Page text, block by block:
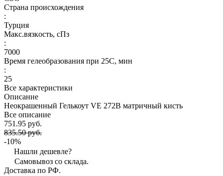
Страна происхождения
:
Турция
Макс.вязкoсть, сПз
:
7000
Время гелеобразования при 25С, мин
:
25
Все характеристики
Описание
Неокрашенный Гелькоут VE 272B матричный кисть
Все описание
751.95 руб.
835.50 руб.
-10%
Нашли дешевле?
Самовывоз со склада.
Доставка по РФ.